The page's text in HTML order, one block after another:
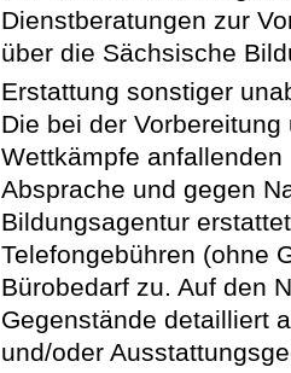
Dienstberatungen zur
über die Sächsische
Erstattung sonstiger
Die bei der
Wettkämpfe
Absprache und gegen
Bildungsagentur
Telefongebühren (ohne
Bürobedarf zu. Auf den
Gegenstände detailliert
und/oder